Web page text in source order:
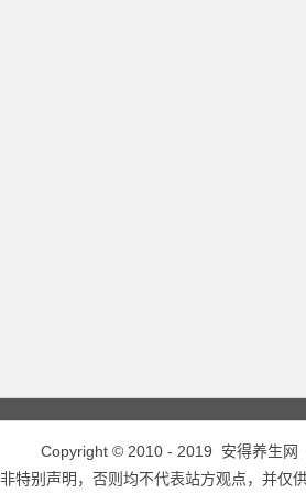
Copyright © 2010 - 2019 安得养生网
特别声明，否则均不代表站方观点，并仅